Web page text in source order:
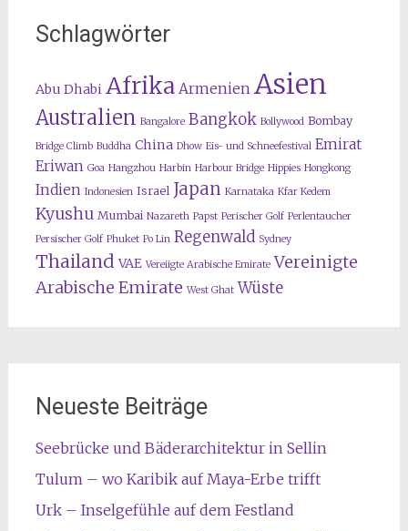
Schlagwörter
Abu Dhabi Afrika Armenien Asien
Australien Bangalore Bangkok Bollywood Bombay
Bridge Climb Buddha China Dhow Eis- und Schneefestival Emirat
Eriwan Goa Hangzhou Harbin Harbour Bridge Hippies Hongkong
Indien Indonesien Israel Japan Karnataka Kfar Kedem
Kyushu Mumbai Nazareth Papst Perischer Golf Perlentaucher
Persischer Golf Phuket Po Lin Regenwald Sydney
Thailand VAE Vereiigte Arabische Emirate Vereinigte
Arabische Emirate West Ghat Wüste
Neueste Beiträge
Seebrücke und Bäderarchitektur in Sellin
Tulum – wo Karibik auf Maya-Erbe trifft
Urk – Inselgefühle auf dem Festland